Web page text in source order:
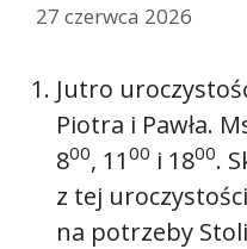
27 czerwca 2026
Jutro
Piotra i Pawła.
800, 11 00 i 1800.
z tej
na potrzeby